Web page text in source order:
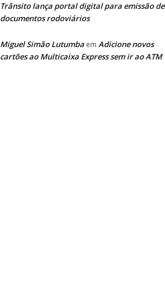
Trânsito lança portal digital para emissão de
documentos rodoviários
Miguel Simão Lutumba em Adicione novos
cartões ao Multicaixa Express sem ir ao ATM